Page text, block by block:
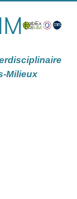
Milieux